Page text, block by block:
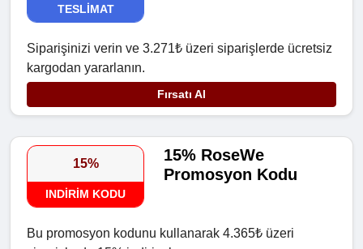
TESLIMAT
Siparişinizi verin ve 3.271₺ üzeri siparişlerde ücretsiz
kargodan yararlanın.
Fırsatı Al
15%
INDIRIM KODU
15% RoseWe
Promosyon Kodu
Bu promosyon kodunu kullanarak 4.365₺ üzeri